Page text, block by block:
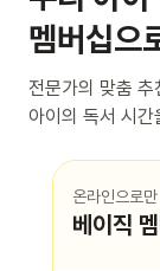
멤버십으
전문가의 맞춤 추
아이의 독서 시
온라인으로
베이직